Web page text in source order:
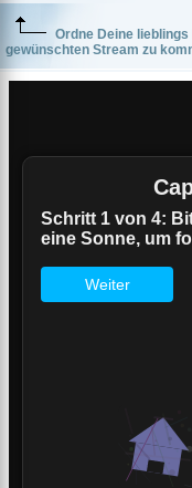
Ordne Deine
gewünschten Stream zu